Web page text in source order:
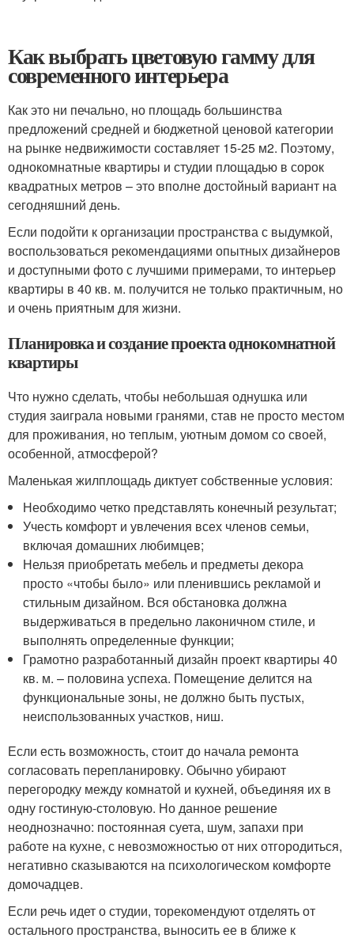
Как выбрать цветовую гамму для
современного интерьера
Как это ни печально, но площадь большинства
предложений средней и бюджетной ценовой категории
на рынке недвижимости составляет 15-25 м2. Поэтому,
однокомнатные квартиры и студии площадью в сорок
квадратных метров – это вполне достойный вариант на
сегодняшний день.
Если подойти к организации пространства с выдумкой,
воспользоваться рекомендациями опытных дизайнеров
и доступными фото с лучшими примерами, то интерьер
квартиры в 40 кв. м. получится не только практичным, но
и очень приятным для жизни.
Планировка и создание проекта однокомнатной
квартиры
Что нужно сделать, чтобы небольшая однушка или
студия заиграла новыми гранями, став не просто местом
для проживания, но теплым, уютным домом со своей,
особенной, атмосферой?
Маленькая жилплощадь диктует собственные условия:
Необходимо четко представлять конечный результат;
Учесть комфорт и увлечения всех членов семьи,
включая домашних любимцев;
Нельзя приобретать мебель и предметы декора
просто «чтобы было» или пленившись рекламой и
стильным дизайном. Вся обстановка должна
выдерживаться в предельно лаконичном стиле, и
выполнять определенные функции;
Грамотно разработанный дизайн проект квартиры 40
кв. м. – половина успеха. Помещение делится на
функциональные зоны, не должно быть пустых,
неиспользованных участков, ниш.
Если есть возможность, стоит до начала ремонта
согласовать перепланировку. Обычно убирают
перегородку между комнатой и кухней, объединяя их в
одну гостиную-столовую. Но данное решение
неоднозначно: постоянная суета, шум, запахи при
работе на кухне, с невозможностью от них отгородиться,
негативно сказываются на психологическом комфорте
домочадцев.
Если речь идет о студии, торекомендуют отделять от
остального пространства, выносить ее в ближе к